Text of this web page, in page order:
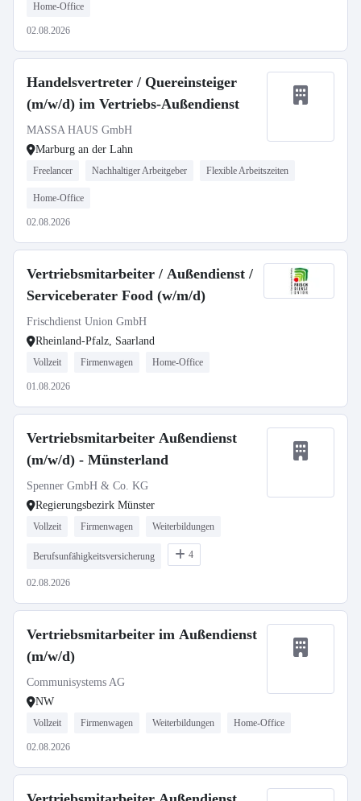
Home-Office
02.08.2026
Handelsvertreter / Quereinsteiger
(m/w/d) im Vertriebs-Außendienst
MASSA HAUS GmbH
Marburg an der Lahn
Freelancer Nachhaltiger Arbeitgeber Flexible Arbeitszeiten
Home-Office
02.08.2026
Vertriebsmitarbeiter / Außendienst /
Serviceberater Food (w/m/d)
Frischdienst Union GmbH
Rheinland-Pfalz, Saarland
Vollzeit Firmenwagen Home-Office
01.08.2026
Vertriebsmitarbeiter Außendienst
(m/w/d) - Münsterland
Spenner GmbH & Co. KG
Regierungsbezirk Münster
Vollzeit Firmenwagen Weiterbildungen
Berufsunfähigkeitsversicherung 4
02.08.2026
Vertriebsmitarbeiter im Außendienst
(m/w/d)
Communisystems AG
NW
Vollzeit Firmenwagen Weiterbildungen Home-Office
02.08.2026